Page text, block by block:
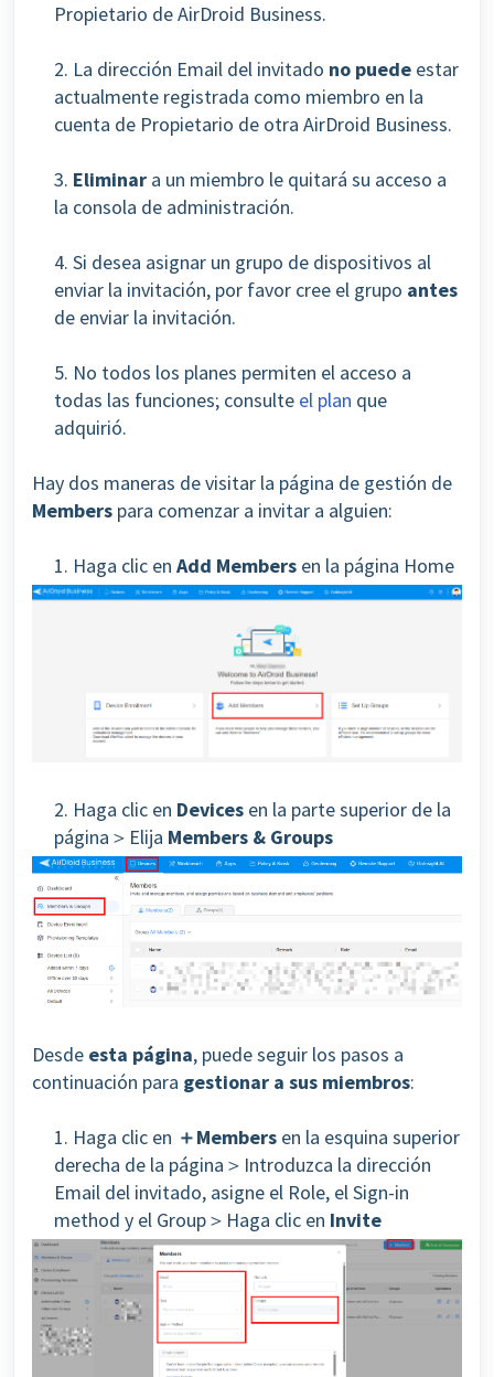
Propietario de AirDroid Business.
2. La dirección Email del invitado no puede estar
actualmente registrada como miembro en la
cuenta de Propietario de otra AirDroid Business.
3. Eliminar a un miembro le quitará su acceso a
la consola de administración.
4. Si desea asignar un grupo de dispositivos al
enviar la invitación, por favor cree el grupo antes
de enviar la invitación.
5. No todos los planes permiten el acceso a
todas las funciones; consulte el plan que
adquirió.
Hay dos maneras de visitar la página de gestión de
Members para comenzar a invitar a alguien:
1. Haga clic en Add Members en la página Home
2. Haga clic en Devices en la parte superior de la
página＞Elija Members & Groups
Desde esta página, puede seguir los pasos a
continuación para gestionar a sus miembros:
1. Haga clic en ＋Members en la esquina superior
derecha de la página＞Introduzca la dirección
Email del invitado, asigne el Role, el Sign-in
method y el Group＞Haga clic en Invite